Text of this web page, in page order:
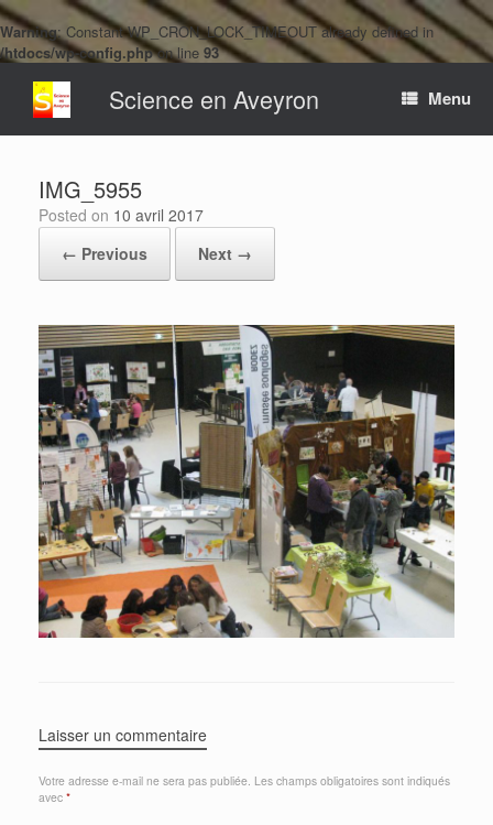
Warning: Constant WP_CRON_LOCK_TIMEOUT already defined in
/htdocs/wp-config.phpon line 93
content
Science en Aveyron Menu
IMG_5955
Posted on 10 avril 2017
← Previous
Next →
Laisser un commentaire
Votre adresse e-mail ne sera pas publiée. Les champs obligatoires sont indiqués
avec *